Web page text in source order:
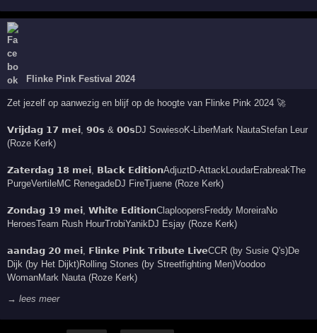
Flinke Pink Festival 2024
Zet jezelf op aanwezig en blijf op de hoogte van Flinke Pink 2024 🚀
𝗩𝗿𝗶𝗷𝗱𝗮𝗴 𝟭𝟳 𝗺𝗲𝗶, 𝟵𝟬𝘀 & 𝟬𝟬𝘀DJ SowiesoK-LiberMark NautaStefan Leur
(Roze Kerk)
𝗭𝗮𝘁𝗲𝗿𝗱𝗮𝗴 𝟭𝟴 𝗺𝗲𝗶, 𝗕𝗹𝗮𝗰𝗸 𝗘𝗱𝗶𝘁𝗶𝗼𝗻AdjuztD-AttackLoudarErabreakThe
PurgeVertileMC RenegadeDJ FireTjuene (Roze Kerk)
𝗭𝗼𝗻𝗱𝗮𝗴 𝟭𝟵 𝗺𝗲𝗶, 𝗪𝗵𝗶𝘁𝗲 𝗘𝗱𝗶𝘁𝗶𝗼𝗻ClaploopersFreddy MoreiraNo
HeroesTeam Rush HourTrobiYanikDJ Esjay (Roze Kerk)
𝗮𝗮𝗻𝗱𝗮𝗴 𝟮𝟬 𝗺𝗲𝗶, 𝗙𝗹𝗶𝗻𝗸𝗲 𝗣𝗶𝗻𝗸 𝗧𝗿𝗶𝗯𝘂𝘁𝗲 𝗟𝗶𝘃𝗲CCR (by Susie Q's)De
Dijk (by Het Dijkt)Rolling Stones (by Streetfighting Men)Voodoo
WomanMark Nauta (Roze Kerk)
→ lees meer